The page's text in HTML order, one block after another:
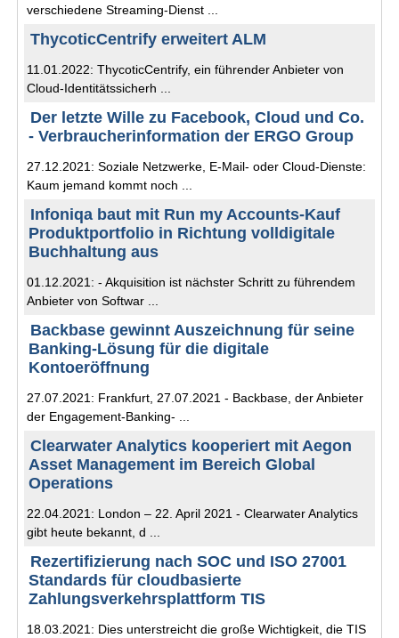
verschiedene Streaming-Dienst ...
ThycoticCentrify erweitert ALM
11.01.2022: ThycoticCentrify, ein führender Anbieter von
Cloud-Identitätssicherh ...
Der letzte Wille zu Facebook, Cloud und Co.
- Verbraucherinformation der ERGO Group
27.12.2021: Soziale Netzwerke, E-Mail- oder Cloud-Dienste:
Kaum jemand kommt noch ...
Infoniqa baut mit Run my Accounts-Kauf
Produktportfolio in Richtung volldigitale
Buchhaltung aus
01.12.2021: - Akquisition ist nächster Schritt zu führendem
Anbieter von Softwar ...
Backbase gewinnt Auszeichnung für seine
Banking-Lösung für die digitale
Kontoeröffnung
27.07.2021: Frankfurt, 27.07.2021 - Backbase, der Anbieter
der Engagement-Banking- ...
Clearwater Analytics kooperiert mit Aegon
Asset Management im Bereich Global
Operations
22.04.2021: London – 22. April 2021 - Clearwater Analytics
gibt heute bekannt, d ...
Rezertifizierung nach SOC und ISO 27001
Standards für cloudbasierte
Zahlungsverkehrsplattform TIS
18.03.2021: Dies unterstreicht die große Wichtigkeit, die TIS